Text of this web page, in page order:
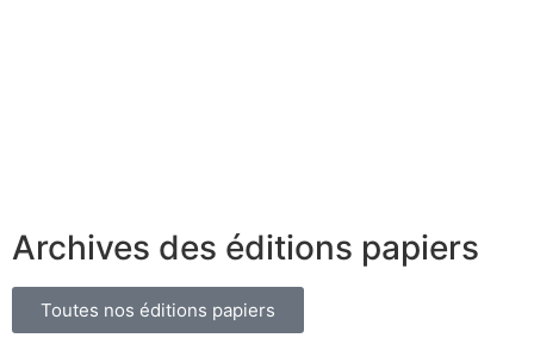
Archives des éditions papiers
Toutes nos éditions papiers